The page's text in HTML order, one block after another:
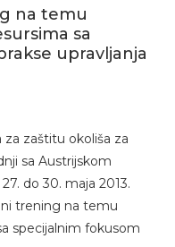
na temu
sa
upravljanja
zaštitu okoliša za
sa Austrijskom
do 30. maja 2013.
trening na temu
specijalnim fokusom